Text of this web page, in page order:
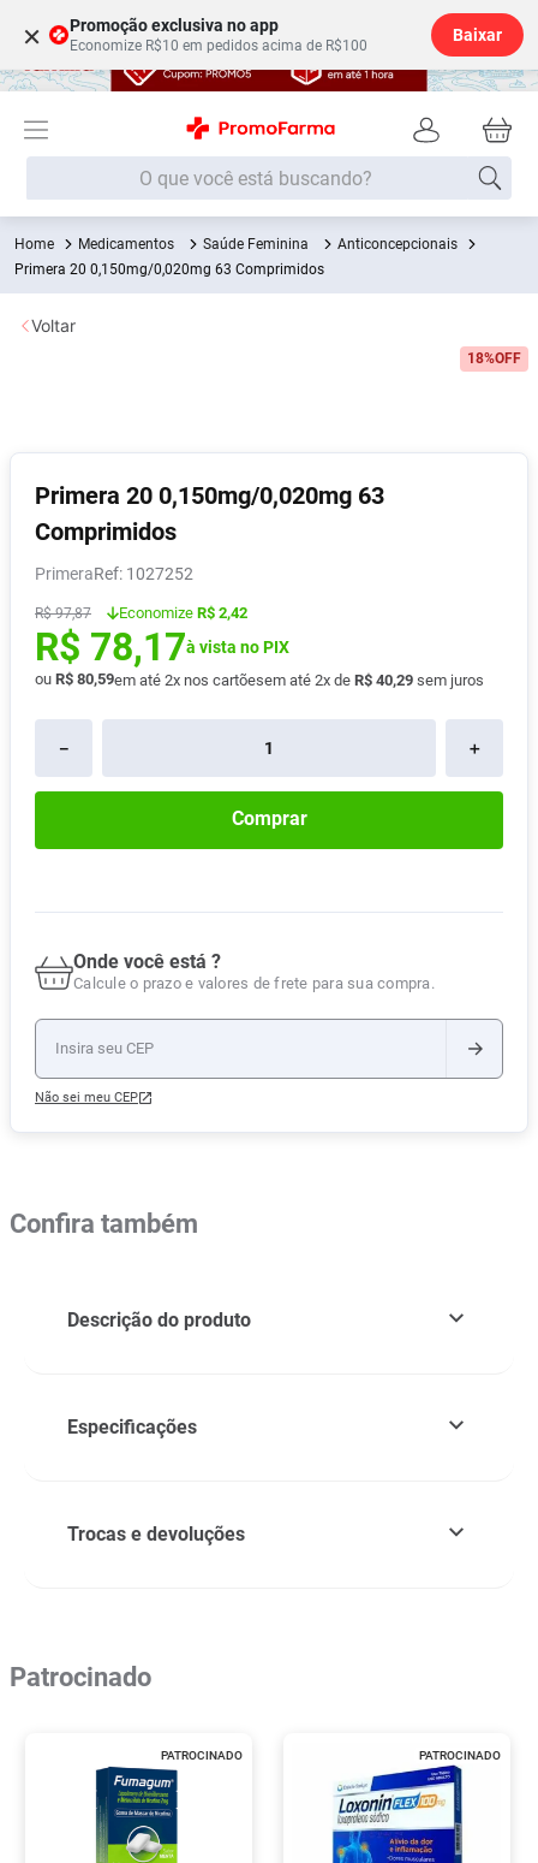
× Promoção exclusiva no app
Economize R$10 em pedidos acima de R$100
Baixar
O que você está buscando?
Medicamentos Saúde Feminina
Anticoncepcionais
Primera 20 0,150mg/0,020mg 63 Comprimidos
18%OFF
Primera 20 0,150mg/0,020mg 63
Comprimidos
Primera : 1027252
R$ 97,87 Economize R$ 2,42
R$ 78,17à vista no PIX
ou R$ 80,59em até 2x nos cartõesem até 2x de R$ 40,29 sem juros
＋
－
Comprar
Onde você está ?
Calcule o prazo e valores de frete para sua compra.
Não sei meu CEP
Voltar
Confira também
Descrição do produto
Especificações
Trocas e devoluções
Patrocinado
PATROCINADO PATROCINADO
Termos mais buscados
1º Fralda
2
5º Fralda G
6º Desodorante
7º Shampoo
8º Absorvente
9º Pampers Confort Sec
10 Lavitan